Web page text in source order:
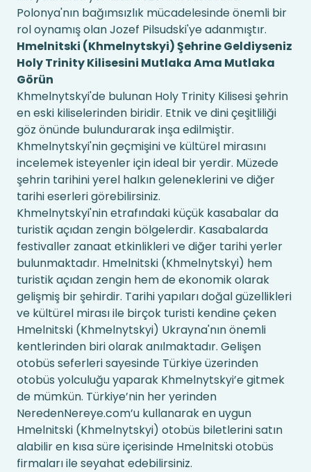
Polonya'nın bağımsızlık mücadelesinde önemli bir
rol oynamış olan Jozef Pilsudski'ye adanmıştır.
Hmelnitski (Khmelnytskyi) Şehrine Geldiyseniz
Holy Trinity Kilisesini Mutlaka Ama Mutlaka
Görün
Khmelnytskyi'de bulunan Holy Trinity Kilisesi şehrin
en eski kiliselerinden biridir. Etnik ve dini çeşitliliği
göz önünde bulundurarak inşa edilmiştir.
Khmelnytskyi'nin geçmişini ve kültürel mirasını
incelemek isteyenler için ideal bir yerdir. Müzede
şehrin tarihini yerel halkın geleneklerini ve diğer
tarihi eserleri görebilirsiniz.
Khmelnytskyi'nin etrafındaki küçük kasabalar da
turistik açıdan zengin bölgelerdir. Kasabalarda
festivaller zanaat etkinlikleri ve diğer tarihi yerler
bulunmaktadır. Hmelnitski (Khmelnytskyi) hem
turistik açıdan zengin hem de ekonomik olarak
gelişmiş bir şehirdir. Tarihi yapıları doğal güzellikleri
ve kültürel mirası ile birçok turisti kendine çeken
Hmelnitski (Khmelnytskyi) Ukrayna'nın önemli
kentlerinden biri olarak anılmaktadır. Gelişen
otobüs seferleri sayesinde Türkiye üzerinden
otobüs yolculuğu yaparak Khmelnytskyi’e gitmek
de mümkün. Türkiye’nin her yerinden
NeredenNereye.com’u kullanarak en uygun
Hmelnitski (Khmelnytskyi) otobüs biletlerini satın
alabilir en kısa süre içerisinde Hmelnitski otobüs
firmaları ile seyahat edebilirsiniz.